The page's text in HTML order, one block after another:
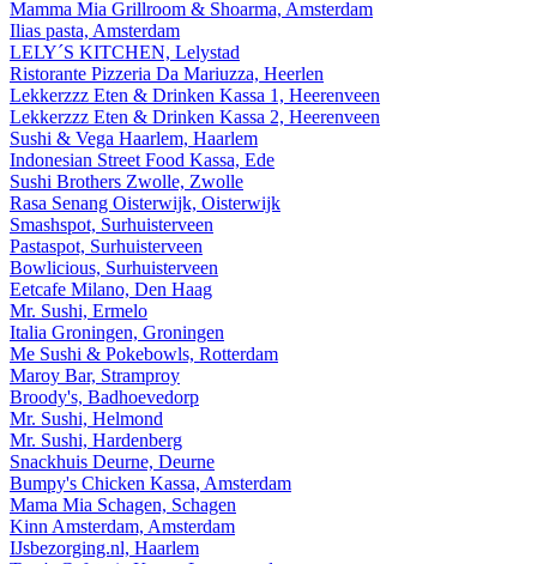
Mamma Mia Grillroom & Shoarma, Amsterdam
Ilias pasta, Amsterdam
LELY´S KITCHEN, Lelystad
Ristorante Pizzeria Da Mariuzza, Heerlen
Lekkerzzz Eten & Drinken Kassa 1, Heerenveen
Lekkerzzz Eten & Drinken Kassa 2, Heerenveen
Sushi & Vega Haarlem, Haarlem
Indonesian Street Food Kassa, Ede
Sushi Brothers Zwolle, Zwolle
Rasa Senang Oisterwijk, Oisterwijk
Smashspot, Surhuisterveen
Pastaspot, Surhuisterveen
Bowlicious, Surhuisterveen
Eetcafe Milano, Den Haag
Mr. Sushi, Ermelo
Italia Groningen, Groningen
Me Sushi & Pokebowls, Rotterdam
Maroy Bar, Stramproy
Broody's, Badhoevedorp
Mr. Sushi, Helmond
Mr. Sushi, Hardenberg
Snackhuis Deurne, Deurne
Bumpy's Chicken Kassa, Amsterdam
Mama Mia Schagen, Schagen
Kinn Amsterdam, Amsterdam
IJsbezorging.nl, Haarlem